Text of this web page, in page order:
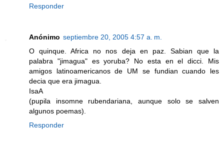
Responder
Anónimo septiembre 20, 2005 4:57 a. m.
O quinque. Africa no nos deja en paz. Sabian que la
palabra "jimagua" es yoruba? No esta en el dicci. Mis
amigos latinoamericanos de UM se fundian cuando les
decia que era jimagua.
IsaA
(pupila insomne rubendariana, aunque solo se salven
algunos poemas).
Responder